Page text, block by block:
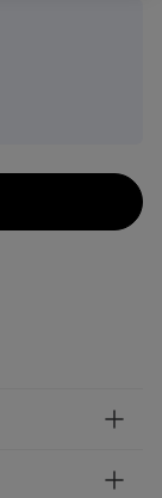
Éléphant,